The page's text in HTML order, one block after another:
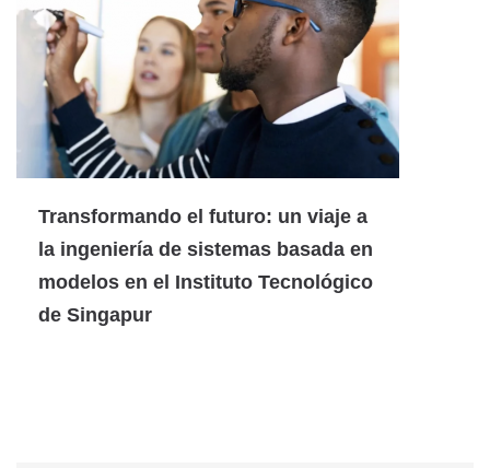
Transformando el futuro: un viaje a
la ingeniería de sistemas basada en
modelos en el Instituto Tecnológico
de Singapur